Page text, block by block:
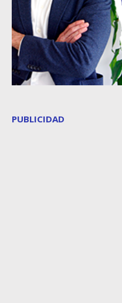
PUBLICIDAD